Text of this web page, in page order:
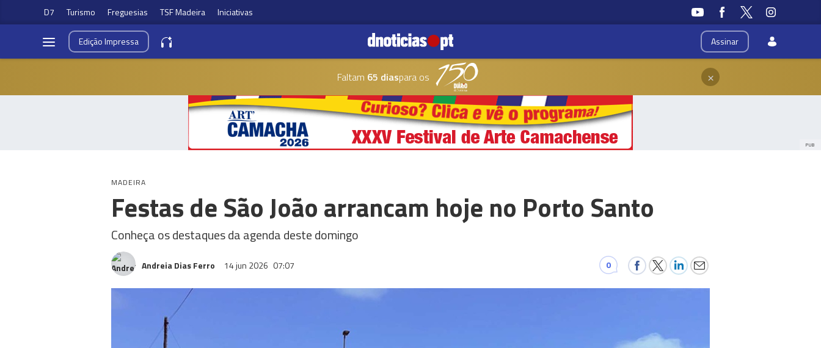
D7 Turismo Freguesias TSF Madeira Iniciativas
Assinar
EdiçãoImpressa
Faltam 65 diaspara os ×
PUB
MADEIRA
Festas de São João arrancam hoje no Porto Santo
Conheça os destaques da agenda deste domingo
Andreia Dias Ferro 14 jun 2026 07:07 0